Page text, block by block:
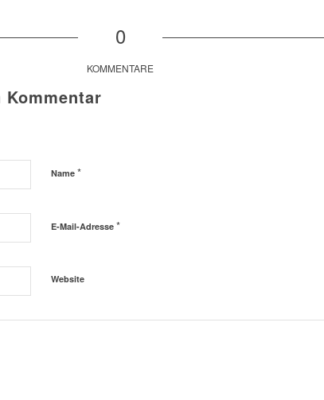
0
KOMMENTARE
Name *
E-Mail-Adresse *
Website